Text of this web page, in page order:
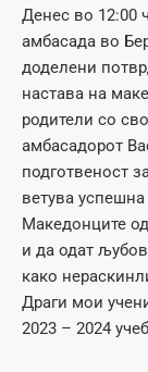
Денес во 12:00
амбасада во
доделени
настава на
родители со
амбасадорот
подготвеност
ветува
Македонците
и да одат
како
Драги мои
2023 – 2024